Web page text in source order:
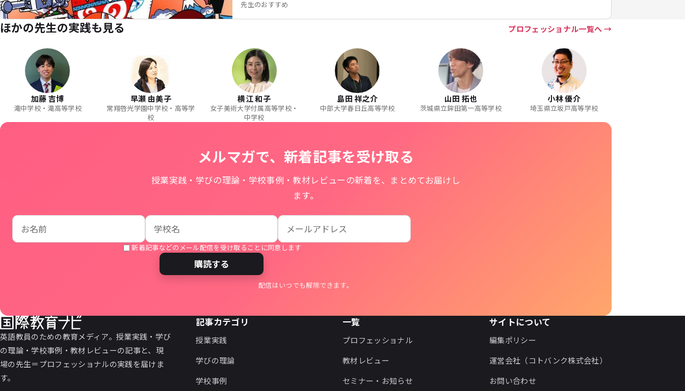
先生のおすすめ
ほかの先生の実践も見る プロフェッショナル一覧へ
加藤 吉博
滝中学校・滝高等学校
早瀬 由美子
常翔啓光学園中学校・高等学
校
横江 和子
女子美術大学付属高等学校・
中学校
島田 祥之介
中部大学春日丘高等学校
山田 拓也
茨城県立鉾田第一高等学校
小林 優介
埼玉県立坂戸高等学校
メルマガで、新着記事を受け取る
授業実践・学びの理論・学校事例・教材レビューの新着を、まとめてお届けし
ます。
お名前
学校名
メールアドレス
新着記事などのメール配信を受け取ることに同意します
購読する
配信はいつでも解除できます。
英語教員のための教育メディア。授業実践・学び
の理論・学校事例・教材レビューの記事と、現
場の先生＝プロフェッショナルの実践を届けま
す。
記事カテゴリ
授業実践
学びの理論
学校事例
一覧
プロフェッショナル
教材レビュー
セミナー・お知らせ
サイトについて
編集ポリシー
運営会社（コトバンク株式会社）
お問い合わせ